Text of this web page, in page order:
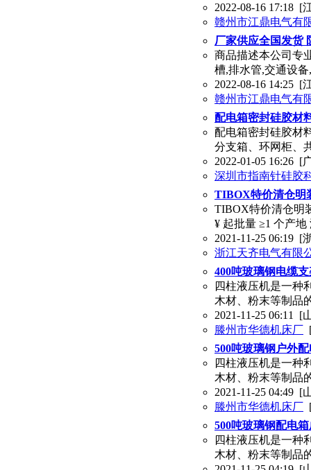
2022-08-16 17:18 [
赣州市江鼎电气有
厂家供应全国发货
商品描述本公司专
槽,排水管,交通设
2022-08-16 14:25 [
赣州市江鼎电气有
配电箱密封硅胶材
配电箱密封硅胶材
分支箱、环网柜、
2022-01-05 16:26 [
深圳市指南针硅胶
TIBOX特价清仓明
TIBOX特价清仓明
¥ 起批量 ≥1 个产
2021-11-25 06:19 [
浙江天齐电气有限
400吨玻璃钢电缆
四柱液压机是一种
木材、粉末等制品
2021-11-25 06:11 [
滕州市华德机床厂
500吨玻璃钢户外
四柱液压机是一种
木材、粉末等制品
2021-11-25 04:49 [
滕州市华德机床厂
500吨玻璃钢配电
四柱液压机是一种
木材、粉末等制品